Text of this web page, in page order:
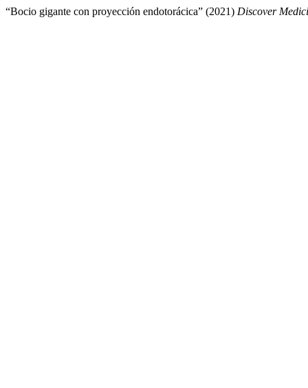
“Bocio gigante con proyección endotorácica” (2021) Discover